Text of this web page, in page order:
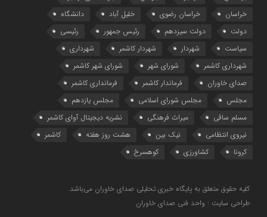
خراسان
خراسان رضوی خلیل آباد
دانشگاه
دولت
دولت سیزدهم رئیس جمهور
رئیسی
سیاست
شهردار شهردار کاشمر
شهرداری
شهرداری کاشمر
شورای شهر
شورای شهر کاشمر
صدای خاوران
فرماندار کاشمر
فرمانداری کاشمر
مجلس
مجلس شورای اسلامی
مجلس یازدهم
مسلم ساقی
میراث فرهنگی
نشریه دیجیتال آوای کاشمر
نیروی انتظامی
نیک بین هشت روز هفته
کاشمر
کرونا
کشاورزی کوهسرخ
کلیه حقوق متعلق به پایگاه خبری تحلیلی صدای خاوران می‌باشد.
طراحی سایت : واحد فنی صدای خاوران